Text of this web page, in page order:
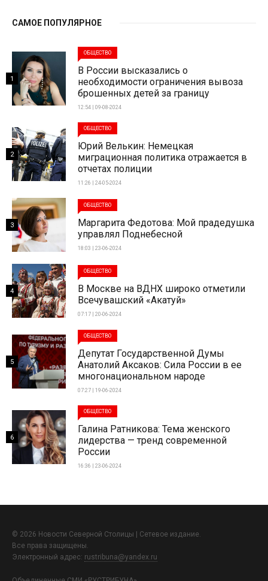
САМОЕ ПОПУЛЯРНОЕ
ОБЩЕСТВО
В России высказались о
необходимости ограничения вывоза
брошенных детей за границу
12:54 | 09-08-2024
1
ОБЩЕСТВО
Юрий Велькин: Немецкая
миграционная политика отражается в
отчетах полиции
11:26 | 24-05-2024
2
ОБЩЕСТВО
Маргарита Федотова: Мой прадедушка
управлял Поднебесной
18:03 | 23-06-2024
3
ОБЩЕСТВО
В Москве на ВДНХ широко отметили
Всечувашский «Акатуй»
07:17 | 20-06-2024
4
ОБЩЕСТВО
Депутат Государственной Думы
Анатолий Аксаков: Сила России в ее
многонациональном народе
07:27 | 19-06-2024
5
ОБЩЕСТВО
Галина Ратникова: Тема женского
лидерства — тренд современной
России
16:36 | 23-06-2024
6
© 2026 Новости Северной Столицы | Сетевое издание.
Все права защищены.
Электронный адрес: rustribuna@yandex.ru